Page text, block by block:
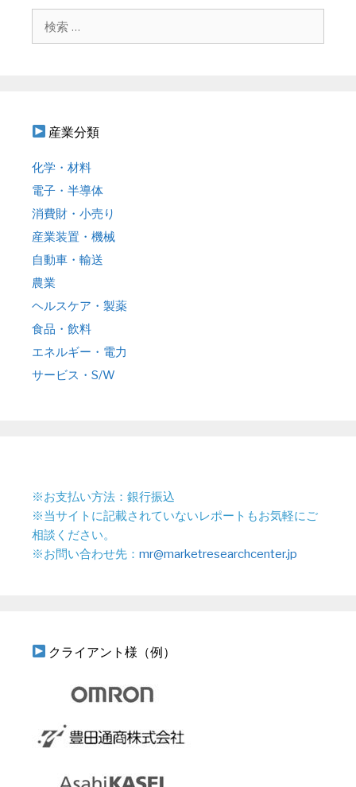
産業分類
化学・材料
電子・半導体
消費財・小売り
産業装置・機械
自動車・輸送
農業
ヘルスケア・製薬
食品・飲料
エネルギー・電力
サービス・S/W
※お支払い方法：銀行振込
※当サイトに記載されていないレポートもお気軽にご
相談ください。
※お問い合わせ先： mr@marketresearchcenter.jp
クライアント様（例）